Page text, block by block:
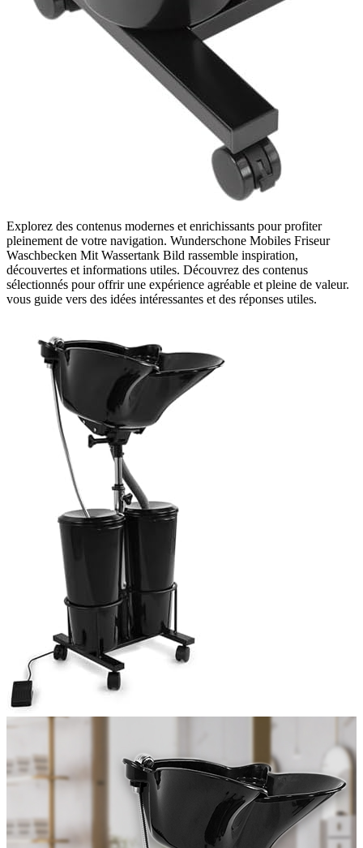
Explorez des contenus modernes et enrichissants pour profiter
pleinement de votre navigation. Wunderschone Mobiles Friseur
Waschbecken Mit Wassertank Bild rassemble inspiration,
découvertes et informations utiles. Découvrez des contenus
sélectionnés pour offrir une expérience agréable et pleine de valeur.
vous guide vers des idées intéressantes et des réponses utiles.